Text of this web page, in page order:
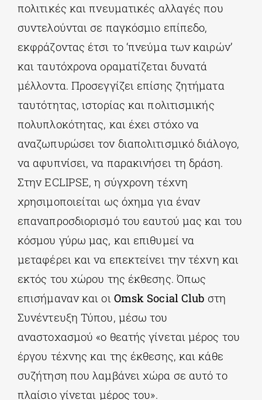
πολιτικές και πνευματικές αλλαγές που
συντελούνται σε παγκόσμιο επίπεδο,
εκφράζοντας έτσι το ‘πνεύμα των καιρών’
και ταυτόχρονα οραματίζεται δυνατά
μέλλοντα. Προσεγγίζει επίσης ζητήματα
ταυτότητας, ιστορίας και πολιτισμικής
πολυπλοκότητας, και έχει στόχο να
αναζωπυρώσει τον διαπολιτισμικό διάλογο,
να αφυπνίσει, να παρακινήσει τη δράση.
Στην ECLIPSE, η σύγχρονη τέχνη
χρησιμοποιείται ως όχημα για έναν
επαναπροσδιορισμό του εαυτού μας και του
κόσμου γύρω μας, και επιθυμεί να
μεταφέρει και να επεκτείνει την τέχνη και
εκτός του χώρου της έκθεσης. Όπως
επισήμαναν και οι Omsk Social Club στη
Συνέντευξη Τύπου, μέσω του
αναστοχασμού «ο θεατής γίνεται μέρος του
έργου τέχνης και της έκθεσης, και κάθε
συζήτηση που λαμβάνει χώρα σε αυτό το
πλαίσιο γίνεται μέρος του».